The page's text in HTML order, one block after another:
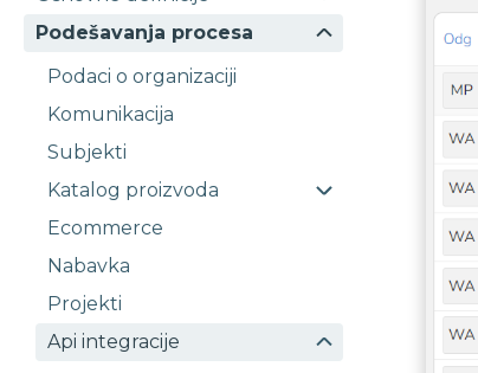
Podešavanja procesa
Podaci o organizaciji
Komunikacija
Subjekti
Katalog proizvoda
Ecommerce
Nabavka
Projekti
Api integracije